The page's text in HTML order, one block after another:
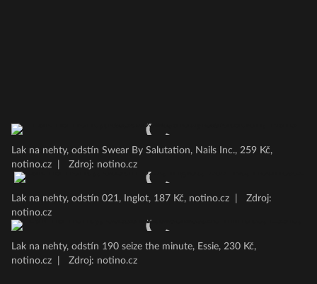
Lak na nehty, odstín Swear By Salutation, Nails Inc., 259 Kč,
notino.cz
Zdroj: notino.cz
Lak na nehty, odstín 021, Inglot, 187 Kč, notino.cz
Zdroj:
notino.cz
Lak na nehty, odstín 190 seize the minute, Essie, 230 Kč,
notino.cz
Zdroj: notino.cz